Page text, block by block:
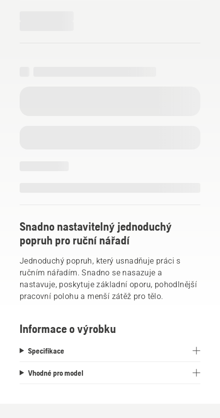
Snadno nastavitelný jednoduchý
popruh pro ruční nářadí
Jednoduchý popruh, který usnadňuje práci s
ručním nářadím. Snadno se nasazuje a
nastavuje, poskytuje základní oporu, pohodlnější
pracovní polohu a menší zátěž pro tělo.
Informace o výrobku
Specifikace
Vhodné pro model